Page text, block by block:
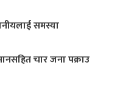
समस्या
चार जना पक्राउ